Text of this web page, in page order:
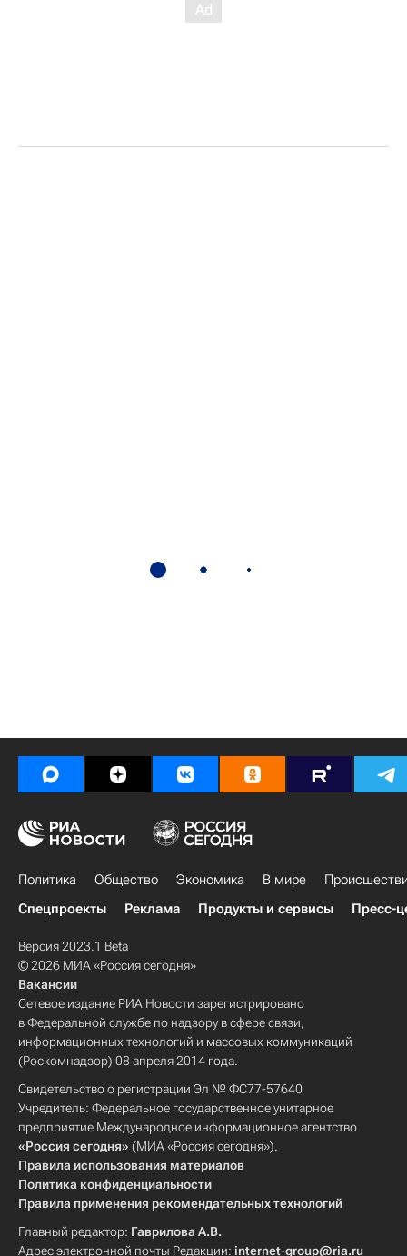
Политика Общество Экономика В мире
Спецпроекты
Реклама Продукты и сервисы Пресс-
Версия 2023.1 Beta
© 2026 МИА «Россия сегодня»
Вакансии
Сетевое издание РИА Новости зарегистрировано
в Федеральной службе по надзору в сфере связи,
информационных технологий и массовых коммуникаций
(Роскомнадзор) 08 апреля 2014 года.
Свидетельство о регистрации Эл № ФС77-57640
Учредитель: Федеральное государственное унитарное
предприятие Международное информационное агентство
«Россия сегодня» (МИА «Россия сегодня»).
Правила использования материалов
Политика конфиденциальности
Правила применения рекомендательных технологий
Главный редактор: Гаврилова А.В.
Адрес электронной почты Редакции: internet-group@ria.ru